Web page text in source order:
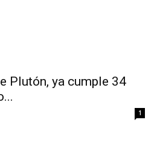
Plutón, ya cumple 34
1